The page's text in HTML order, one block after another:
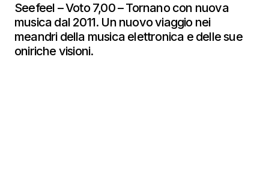
Seefeel – Voto 7,00 – Tornano con nuova
musica dal 2011. Un nuovo viaggio nei
meandri della musica elettronica e delle sue
oniriche visioni.